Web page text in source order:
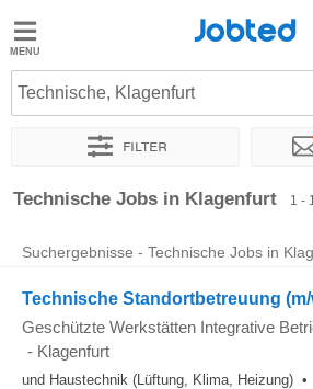
Jobted
Jobs
Jobted
Technische, Klagenfurt
Filter
Sortieren nach Genauer Standort
Technische Jobs in Klagenfurt 1 -
Suchergebnisse - Technische Jobs in
Technische Standortbetreuung (m/
Geschützte Werkstätten Integrative
- Klagenfurt
und Haustechnik (Lüftung, Klima, Heizung)